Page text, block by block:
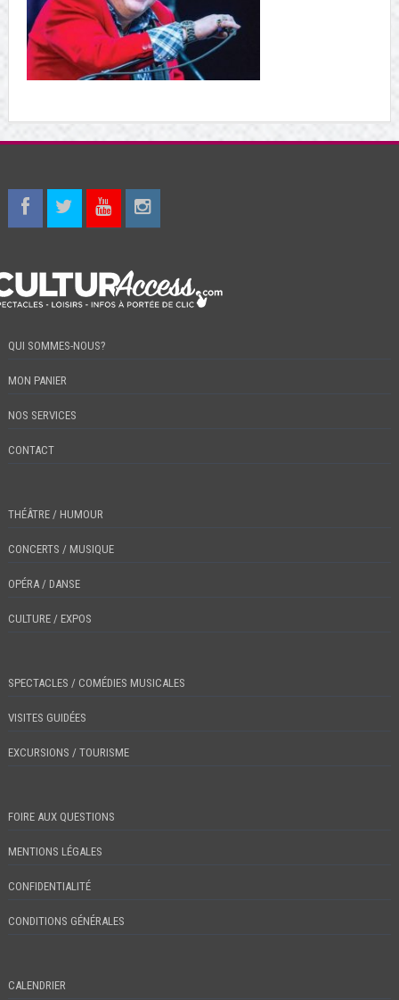
QUI SOMMES-NOUS?
MON PANIER
NOS SERVICES
CONTACT
THÉÂTRE / HUMOUR
CONCERTS / MUSIQUE
OPÉRA / DANSE
CULTURE / EXPOS
SPECTACLES / COMÉDIES MUSICALES
VISITES GUIDÉES
EXCURSIONS / TOURISME
FOIRE AUX QUESTIONS
MENTIONS LÉGALES
CONFIDENTIALITÉ
CONDITIONS GÉNÉRALES
CALENDRIER